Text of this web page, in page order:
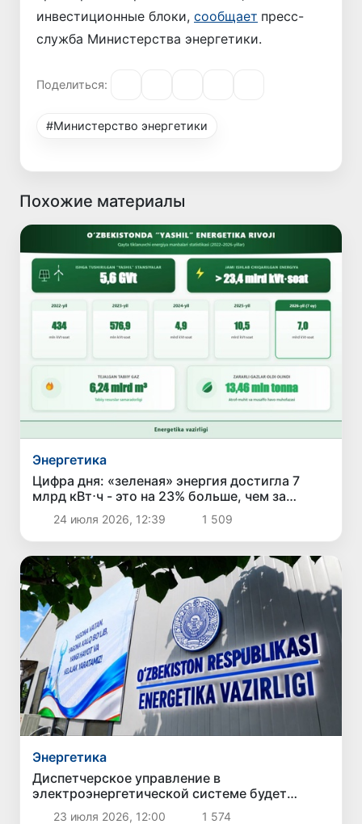
инвестиционные блоки, сообщает пресс-
служба Министерства энергетики.
Поделиться:
#Министерство энергетики
Похожие материалы
Энергетика
Цифра дня: «зеленая» энергия достигла 7
млрд кВт⋅ч - это на 23% больше, чем за
аналогичный период прошлого года
24 июля 2026, 12:39 1 509
Энергетика
Диспетчерское управление в
электроэнергетической системе будет
усовершенствовано
23 июля 2026, 12:00 1 574